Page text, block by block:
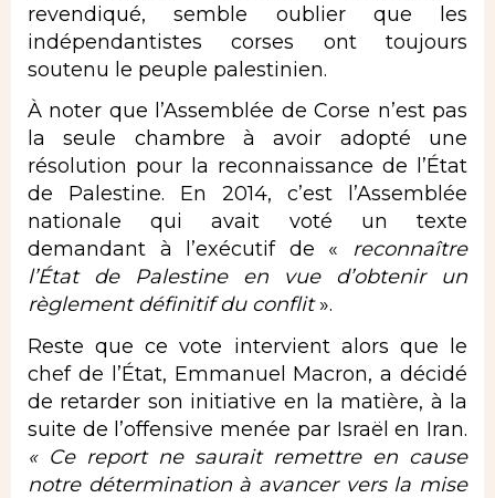
revendiqué, semble oublier que les
indépendantistes corses ont toujours
soutenu le peuple palestinien.
À noter que l’Assemblée de Corse n’est pas
la seule chambre à avoir adopté une
résolution pour la reconnaissance de l’État
de Palestine. En 2014, c’est l’Assemblée
nationale qui avait voté un texte
demandant à l’exécutif de « reconnaître
l’État de Palestine en vue d’obtenir un
règlement définitif du conflit».
Reste que ce vote intervient alors que le
chef de l’État, Emmanuel Macron, a décidé
de retarder son initiative en la matière, à la
suite de l’offensive menée par Israël en Iran.
« Ce report ne saurait remettre en cause
notre détermination à avancer vers la mise